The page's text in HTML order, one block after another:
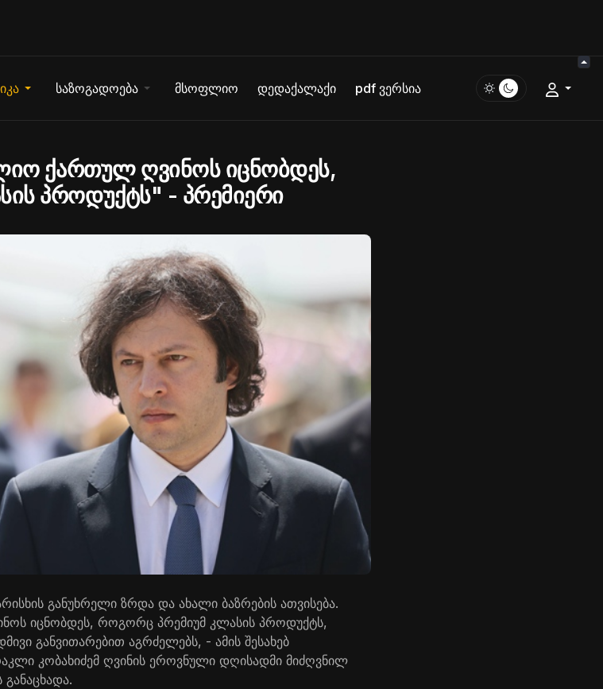
საზოგადოება მსოფლიო დედაქალაქი pdf ვერსია
ქართულ ღვინოს იცნობდეს,
პროდუქტს" - პრემიერი
განუხრელი ზრდა და ახალი ბაზრების ათვისება.
იცნობდეს, როგორც პრემიუმ კლასის პროდუქტს,
განვითარებით აგრძელებს, - ამის შესახებ
კობახიძემ ღვინის ეროვნული დღისადმი მიძღვნილ